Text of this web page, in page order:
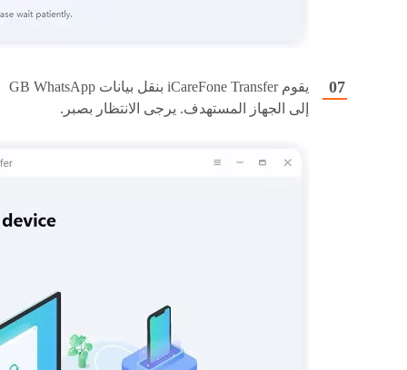
يقوم iCareFone Transfer بنقل بيانات GB WhatsApp
إلى الجهاز المستهدف. يرجى الانتظار بصبر.